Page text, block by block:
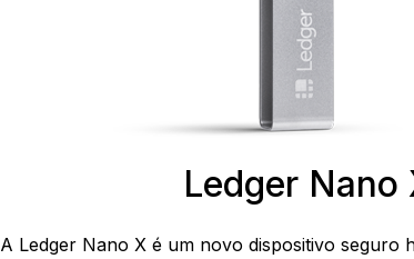
Ledger Nano
A Ledger Nano X é um novo dispositivo seguro